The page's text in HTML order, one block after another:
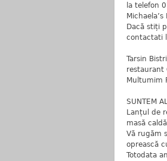
la telefon
Dacă stiți
contactati
Tarsin
restaurant
Multumim
SUNTEM
Lanțul de
masă
Vă rugăm
oprească
Totodata